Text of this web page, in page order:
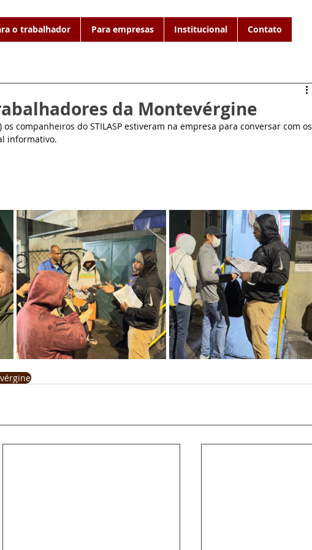
o trabalhador Para empresas Institucional Contato
da Montevérgine
companheiros do STILASP estiveram na empresa para conversar com os
informativo.